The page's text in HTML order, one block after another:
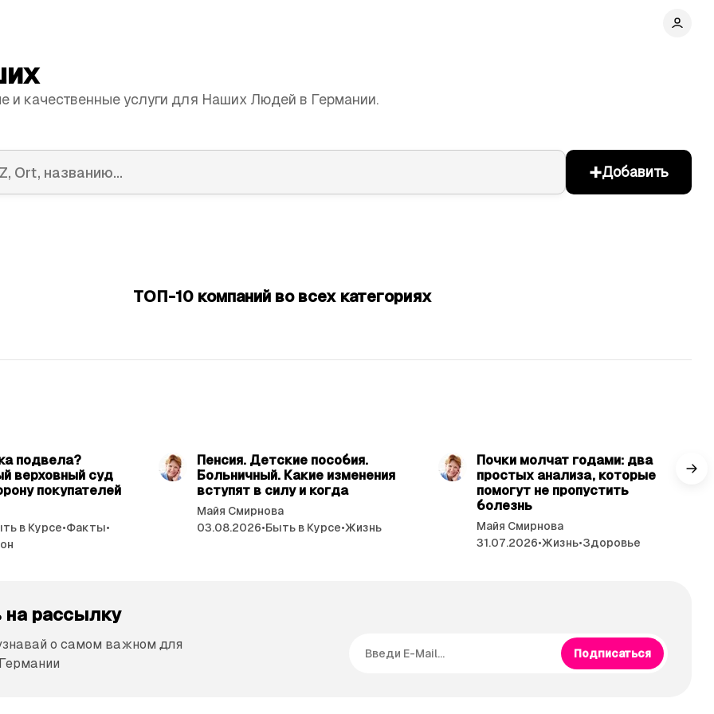
и качественные услуги для Наших Людей в Германии.
+Добавить
ТОП-10 компаний во всех категориях
подвела?
верховный суд
покупателей
в Курсе•Факты•
Пенсия. Детские пособия.
Больничный. Какие изменения
вступят в силу и когда
Майя Смирнова
03.08.2026•Быть в Курсе•Жизнь
Почки молчат годами: два
простых анализа, которые
помогут не пропустить
болезнь
Майя Смирнова
31.07.2026•Жизнь•Здоровье
рассылку
о самом важном для
Подписаться